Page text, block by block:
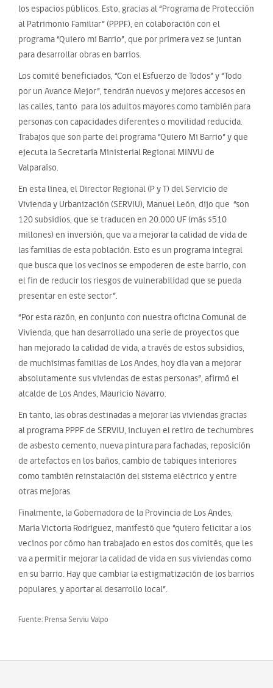
los espacios públicos. Esto, gracias al “Programa de Protección
al Patrimonio Familiar” (PPPF), en colaboración con el
programa “Quiero mi Barrio”, que por primera vez se juntan
para desarrollar obras en barrios.
Los comité beneficiados, “Con el Esfuerzo de Todos” y “Todo
por un Avance Mejor”, tendrán nuevos y mejores accesos en
las calles, tanto para los adultos mayores como también para
personas con capacidades diferentes o movilidad reducida.
Trabajos que son parte del programa “Quiero Mi Barrio” y que
ejecuta la Secretaría Ministerial Regional MINVU de
Valparaíso.
En esta línea, el Director Regional (P y T) del Servicio de
Vivienda y Urbanización (SERVIU), Manuel León, dijo que “son
120 subsidios, que se traducen en 20.000 UF (más $510
millones) en inversión, que va a mejorar la calidad de vida de
las familias de esta población. Esto es un programa integral
que busca que los vecinos se empoderen de este barrio, con
el fin de reducir los riesgos de vulnerabilidad que se pueda
presentar en este sector”.
“Por esta razón, en conjunto con nuestra oficina Comunal de
Vivienda, que han desarrollado una serie de proyectos que
han mejorado la calidad de vida, a través de estos subsidios,
de muchísimas familias de Los Andes, hoy día van a mejorar
absolutamente sus viviendas de estas personas”, afirmó el
alcalde de Los Andes, Mauricio Navarro.
En tanto, las obras destinadas a mejorar las viviendas gracias
al programa PPPF de SERVIU, incluyen el retiro de techumbres
de asbesto cemento, nueva pintura para fachadas, reposición
de artefactos en los baños, cambio de tabiques interiores
como también reinstalación del sistema eléctrico y entre
otras mejoras.
Finalmente, la Gobernadora de la Provincia de Los Andes,
María Victoria Rodríguez, manifestó que “quiero felicitar a los
vecinos por cómo han trabajado en estos dos comités, que les
va a permitir mejorar la calidad de vida en sus viviendas como
en su barrio. Hay que cambiar la estigmatización de los barrios
populares, y aportar al desarrollo local”.
Fuente: Prensa Serviu Valpo